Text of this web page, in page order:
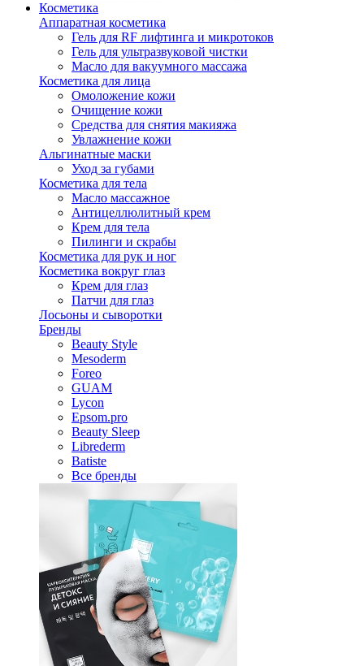
Косметика
Аппаратная косметика
Гель для RF лифтинга и микротоков
Гель для ультразвуковой чистки
Масло для вакуумного массажа
Косметика для лица
Омоложение кожи
Очищение кожи
Средства для снятия макияжа
Увлажнение кожи
Альгинатные маски
Уход за губами
Косметика для тела
Масло массажное
Антицеллюлитный крем
Крем для тела
Пилинги и скрабы
Косметика для рук и ног
Косметика вокруг глаз
Крем для глаз
Патчи для глаз
Лосьоны и сыворотки
Бренды
Beauty Style
Mesoderm
Foreo
GUAM
Lycon
Epsom.pro
Beauty Sleep
Librederm
Batiste
Все бренды